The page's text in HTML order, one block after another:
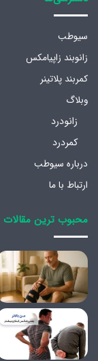
سیوطب
زانوبند زاپیامکس
کمربند پلاتینر
وبلاگ
زانودرد
کمردرد
درباره سیوطب
ارتباط با ما
محبوب ترین مقالات